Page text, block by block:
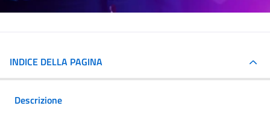
INDICE DELLA PAGINA
Descrizione